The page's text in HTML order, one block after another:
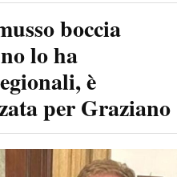
boccia
lo ha
è
per Graziano